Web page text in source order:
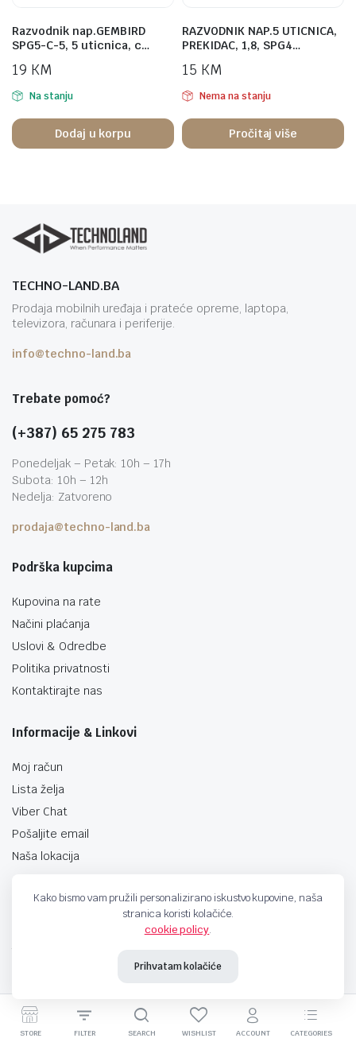
Razvodnik nap.GEMBIRD
SPG5-C-5, 5 uticnica, c…
19 KM
Na stanju
Dodaj u korpu
RAZVODNIK NAP.5 UTICNICA,
PREKIDAC, 1,8, SPG4…
15 KM
Nema na stanju
Pročitaj više
TECHNO-LAND.BA
Prodaja mobilnih uređaja i prateće opreme, laptopa,
televizora, računara i periferije.
info@techno-land.ba
Trebate pomoć?
(+387) 65 275 783
Ponedeljak – Petak: 10h – 17h
Subota: 10h – 12h
Nedelja: Zatvoreno
prodaja@techno-land.ba
Podrška kupcima
Kupovina na rate
Načini plaćanja
Uslovi & Odredbe
Politika privatnosti
Kontaktirajte nas
Informacije & Linkovi
Moj račun
Lista želja
Viber Chat
Pošaljite email
Naša lokacija
Kako bismo vam pružili personalizirano iskustvo kupovine, naša
stranica koristi kolačiće.
cookie policy.
Prihvatam kolačiće
STORE FILTER SEARCH WISHLIST ACCOUNT CATEGORIES